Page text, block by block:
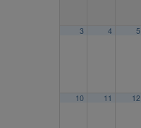
3 4 5
10 11 12